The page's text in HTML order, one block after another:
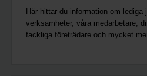
Här hittar du information om lediga
verksamheter, våra medarbetare,
fackliga företrädare och mycket